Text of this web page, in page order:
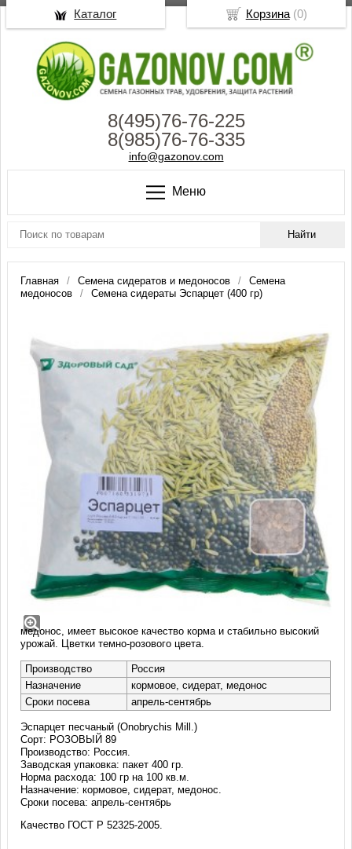
8(495)76-76-225
8(985)76-76-335
info@gazonov.com
Меню
Главная Семена сидератов и медоносов
Семена
медоносов
Семена сидераты Эспарцет (400 гр)
Семена сидераты Эспарцет (400 гр)
Отличается хорошей зимостойкостью и засухоустойчивостью
при стабильном семеноводстве, что позволяет выращивать его
во всех зонах возделывания этой культуры. Прекрасный
медонос, имеет высокое качество корма и стабильно высокий
урожай. Цветки темно-розового цвета.
Производство
Россия
Назначение
кормовое, сидерат, медонос
Сроки посева
апрель-сентябрь
Эспарцет песчаный (Onobrychis Mill.)
Сорт: РОЗОВЫЙ 89
Производство: Россия.
Заводская упаковка: пакет 400 гр.
Норма расхода: 100 гр на 100 кв.м.
Назначение: кормовое, сидерат, медонос.
Сроки посева: апрель-сентябрь
Качество ГОСТ Р 52325-2005.
Корзина(0)
Каталог